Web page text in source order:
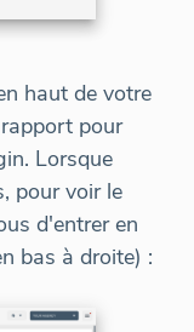
haut de votre
pour
Lorsque
pour voir le
d'entrer en
bas à droite) :